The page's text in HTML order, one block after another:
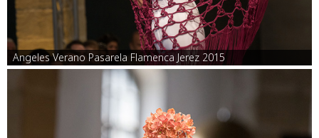
Angeles Verano Pasarela Flamenca Jerez 2015